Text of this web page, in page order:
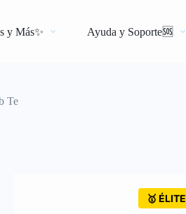
y Más✨ Ayuda y Soporte🆘
Te
🥇 ÉLITE